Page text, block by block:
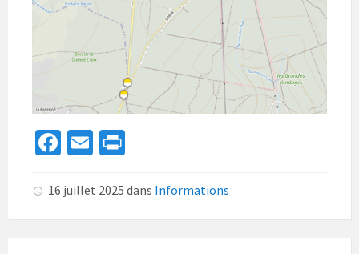
Fa
b
o
E
ai
l
t
16 juillet 2025 dans Informations